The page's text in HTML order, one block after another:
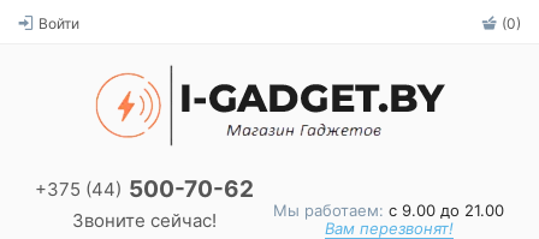
Войти (0)
+375 (44) 500-70-62
Звоните сейчас! Мы работаем: с 9.00 до 21.00
Вам перезвонят!